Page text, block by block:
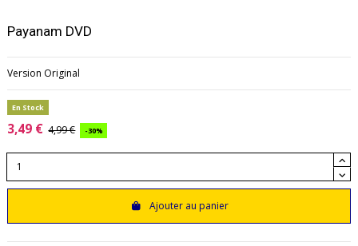
Payanam DVD
Version Original
En Stock
3,49 € 4,99 € -30%
Ajouter au panier